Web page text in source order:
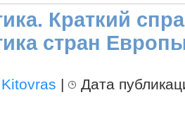
Краткий
стран
Kitovras |
Дата